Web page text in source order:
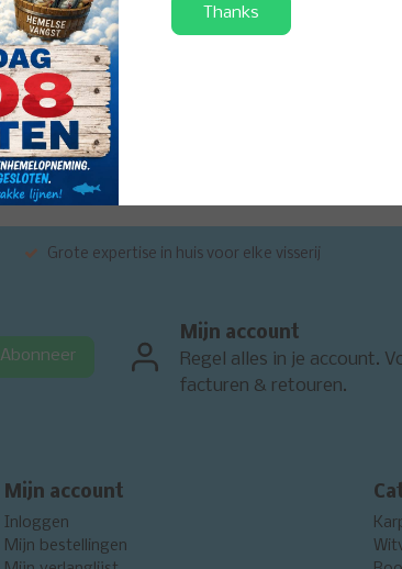
Grote expertise in huis voor elke visserij
Abonneer
Mijn account
Regel alles in je account.
facturen & retouren.
Mijn account
Inloggen
Mijn bestellingen
Thanks